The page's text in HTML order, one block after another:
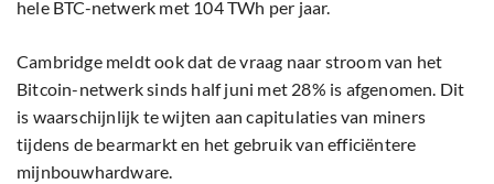
hele BTC-netwerk met 104 TWh per jaar.
Cambridge meldt ook dat de vraag naar stroom van het
Bitcoin-netwerk sinds half juni met 28% is afgenomen. Dit
is waarschijnlijk te wijten aan capitulaties van miners
tijdens de bearmarkt en het gebruik van efficiëntere
mijnbouwhardware.